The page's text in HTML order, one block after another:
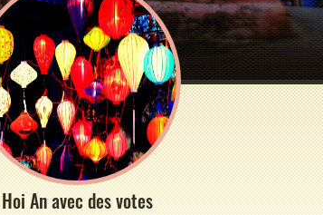
Hoi An avec des votes